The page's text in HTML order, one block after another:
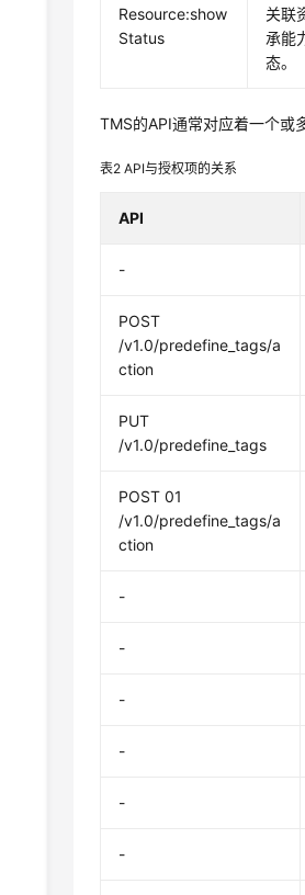
Resource:show
Status
关联
承能
态。
TMS的API通常对应着一个或
表2API与授权项的关系
API
-
POST
/v1.0/predefine_tags/a
ction
PUT
/v1.0/predefine_tags
POST 01
/v1.0/predefine_tags/a
ction
-
-
-
-
-
-